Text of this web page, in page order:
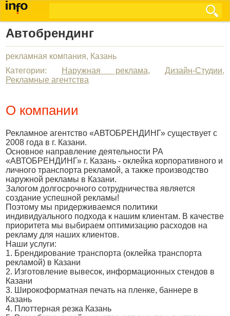
Автобрендинг
рекламная компания, Казань
Категории:
Наружная реклама, Дизайн-Студии,
Рекламные агентства
О компании
Рекламное агентство «АВТОБРЕНДИНГ» существует с
2008 года в г. Казани.
Основное направление деятельности РА
«АВТОБРЕНДИНГ» г. Казань - оклейка корпоративного и
личного транспорта рекламой, а также производство
наружной рекламы в Казани.
Залогом долгосрочного сотрудничества является
создание успешной рекламы!
Поэтому мы придерживаемся политики
индивидуального подхода к нашим клиентам. В качестве
приоритета мы выбираем оптимизацию расходов на
рекламу для наших клиентов.
Наши услуги:
1. Брендирование транспорта (оклейка транспорта
рекламой) в Казани
2. Изготовление вывесок, информационных стендов в
Казани
3. Широкоформатная печать на пленке, баннере в
Казань
4. Плоттерная резка Казань